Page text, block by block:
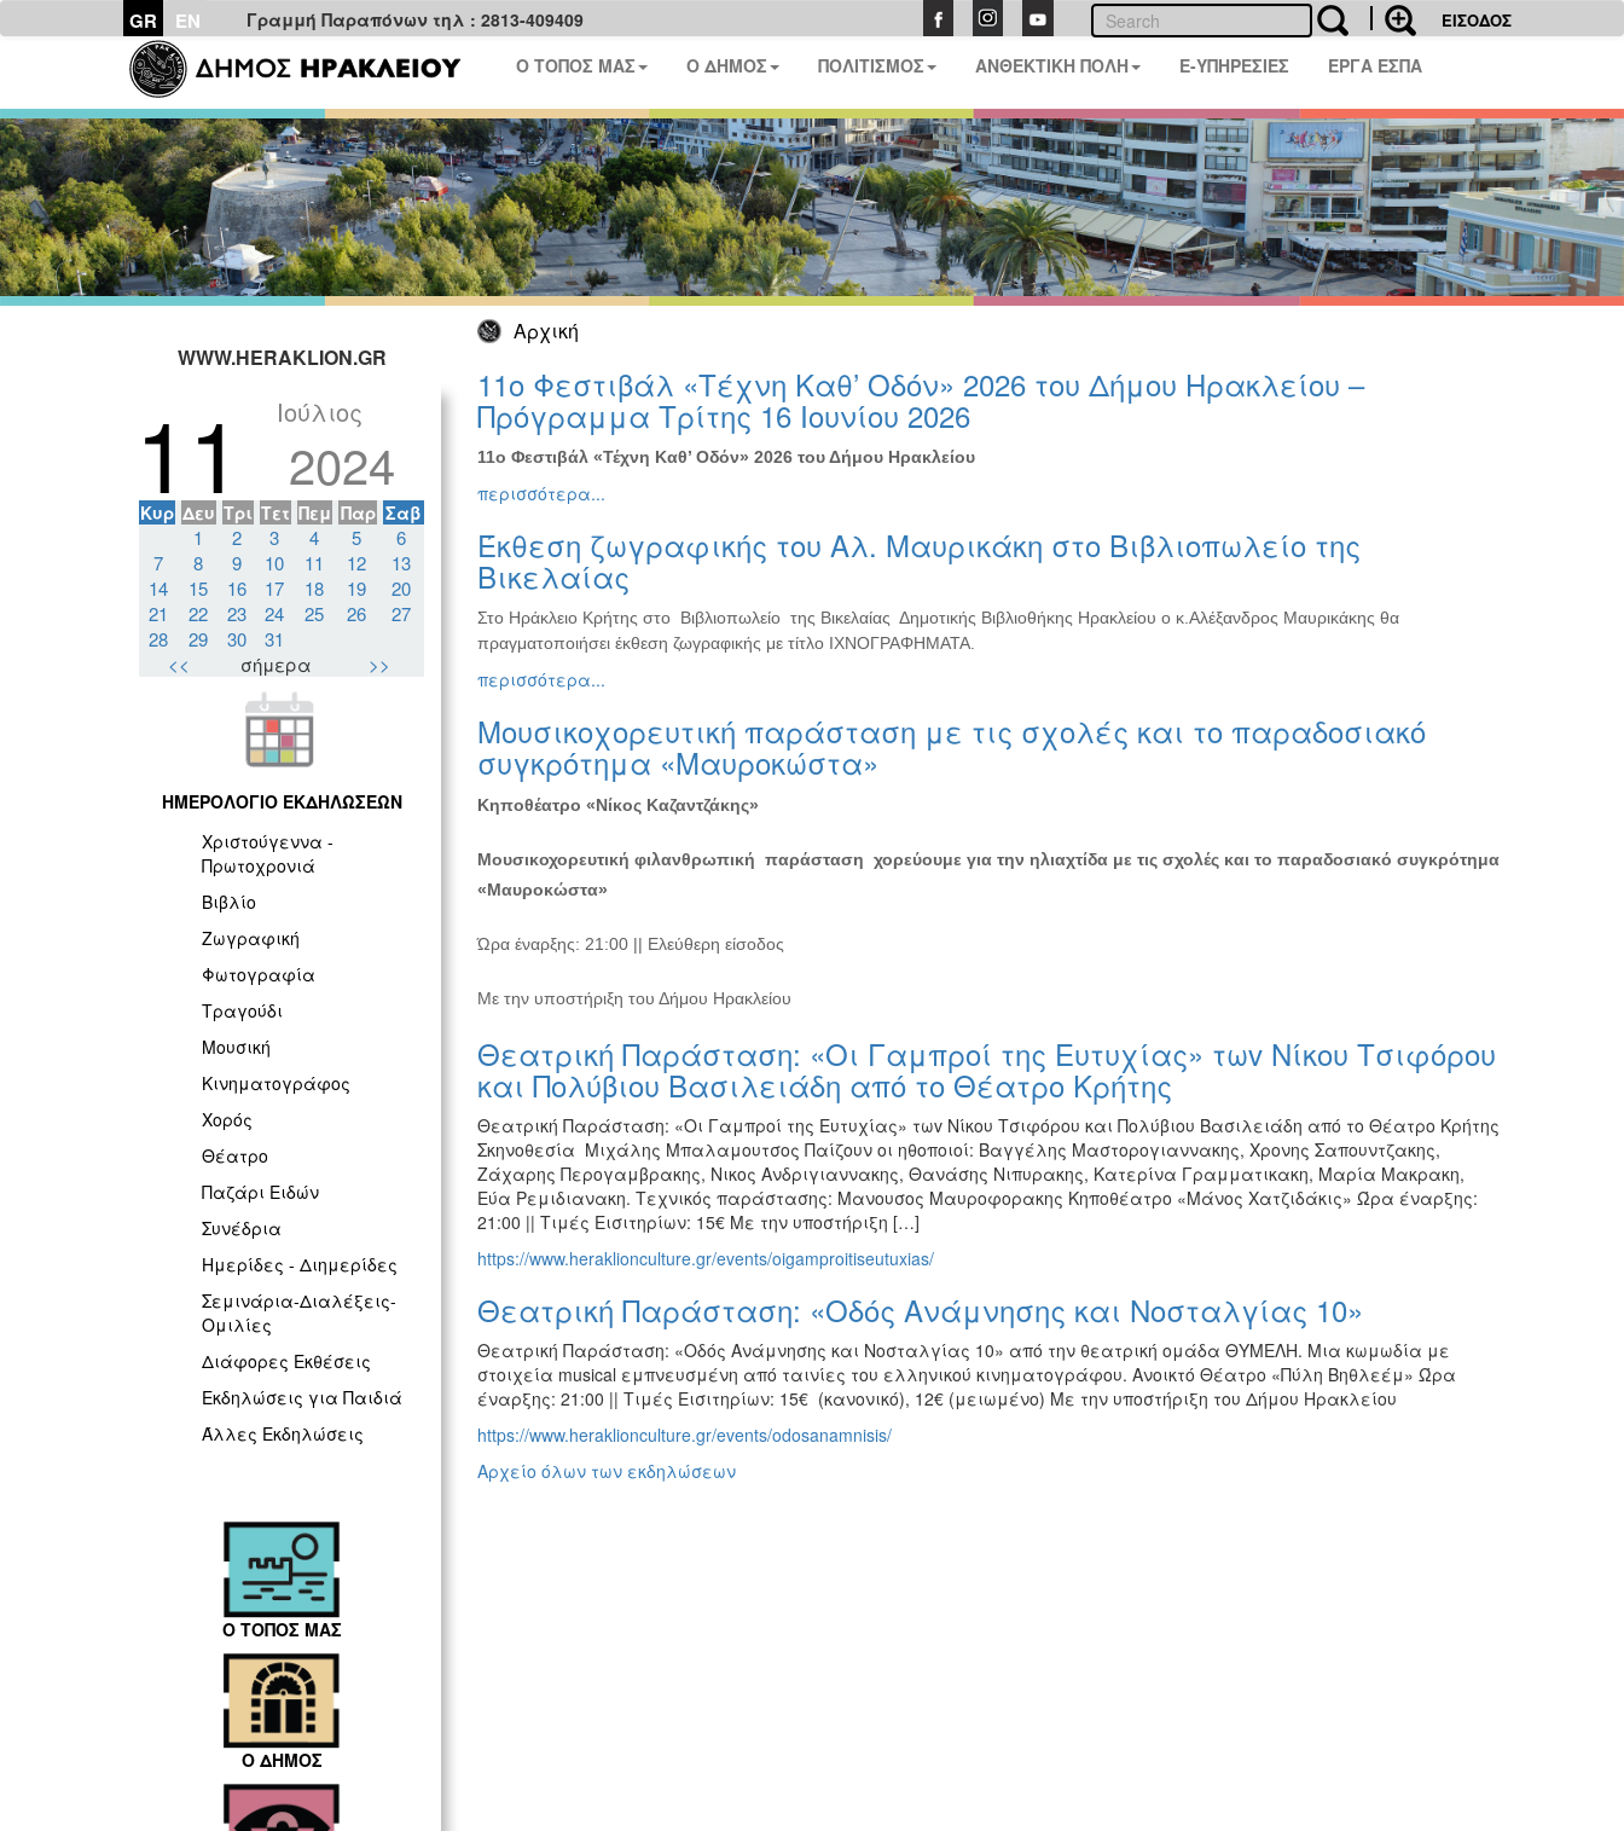
GR EN Γραμμή Παραπόνων τηλ : 2813-409409 ΕΙΣΟΔΟΣ
Ο ΤΟΠΟΣ ΜΑΣ Ο ΔΗΜΟΣ ΠΟΛΙΤΙΣΜΟΣ ΑΝΘΕΚΤΙΚΗ ΠΟΛΗ E-ΥΠΗΡΕΣΙΕΣ ΕΡΓΑ ΕΣΠΑ
Αρχική
WWW.HERAKLION.GR
11 Ιούλιος
2024
Κυρ Δευ Τρι Τετ Πεμ Παρ Σαβ
1 2 3 4 5
6
7
8 9 10 11 12
13
14
15 16 17 18 19
20
21
22 23 24 25 26
27
28
29 30
31
<<
σήμερα >>
ΗΜΕΡΟΛΟΓΙΟ ΕΚΔΗΛΩΣΕΩΝ
Χριστούγεννα -
Πρωτοχρονιά
Βιβλίο
Ζωγραφική
Φωτογραφία
Τραγούδι
Μουσική
Κινηματογράφος
Χορός
Θέατρο
Παζάρι Ειδών
Συνέδρια
Ημερίδες - Διημερίδες
Σεμινάρια-Διαλέξεις-
Ομιλίες
Διάφορες Εκθέσεις
Εκδηλώσεις για Παιδιά
Άλλες Εκδηλώσεις
Ο ΤΟΠΟΣ ΜΑΣ
Ο ΔΗΜΟΣ
11ο Φεστιβάλ «Τέχνη Καθ’ Οδόν» 2026 του Δήμου Ηρακλείου –
Πρόγραμμα Τρίτης 16 Ιουνίου 2026
11ο Φεστιβάλ «Τέχνη Καθ’ Οδόν» 2026 του Δήμου Ηρακλείου
περισσότερα...
Έκθεση ζωγραφικής του Αλ. Μαυρικάκη στο Βιβλιοπωλείο της
Βικελαίας
Στο Ηράκλειο Κρήτης στο Βιβλιοπωλείο της Βικελαίας Δημοτικής Βιβλιοθήκης Ηρακλείου ο κ.Αλέξανδρος Μαυρικάκης θα
πραγματοποιήσει έκθεση ζωγραφικής με τίτλο ΙΧΝΟΓΡΑΦΗΜΑΤΑ.
περισσότερα...
Μουσικοχορευτική παράσταση με τις σχολές και το παραδοσιακό
συγκρότημα «Μαυροκώστα»
Κηποθέατρο «Νίκος Καζαντζάκης»
Μουσικοχορευτική φιλανθρωπική παράσταση χορεύουμε για την ηλιαχτίδα με τις σχολές και το παραδοσιακό συγκρότημα
«Μαυροκώστα»
Ώρα έναρξης: 21:00 || Ελεύθερη είσοδος
Με την υποστήριξη του Δήμου Ηρακλείου
Θεατρική Παράσταση: «Οι Γαμπροί της Ευτυχίας» τωv Νίκου Τσιφόρου
και Πολύβιου Βασιλειάδη από το Θέατρο Κρήτης
Θεατρική Παράσταση: «Οι Γαμπροί της Ευτυχίας» τωv Νίκου Τσιφόρου και Πολύβιου Βασιλειάδη από το Θέατρο Κρήτης
Σκηνοθεσία Μιχάλης Μπαλαμουτσος Παίζουν οι ηθοποιοί: Βαγγέλης Μαστορογιαννακης, Χρονης Σαπουντζακης,
Ζάχαρης Περογαμβρακης, Νικος Ανδριγιαννακης, Θανάσης Νιπυρακης, Κατερίνα Γραμματικακη, Μαρία Μακρακη,
Εύα Ρεμιδιανακη. Τεχνικός παράστασης: Μανουσος Μαυροφορακης Κηποθέατρο «Μάνος Χατζιδάκις» Ώρα έναρξης:
21:00 || Τιμές Εισιτηρίων: 15€ Με την υποστήριξη […]
https://www.heraklionculture.gr/events/oigamproitiseutuxias/
Θεατρική Παράσταση: «Οδός Ανάμνησης και Νοσταλγίας 10»
Θεατρική Παράσταση: «Οδός Ανάμνησης και Νοσταλγίας 10» από την θεατρική ομάδα ΘΥΜΕΛΗ. Μια κωμωδία με
στοιχεία musical εμπνευσμένη από ταινίες του ελληνικού κινηματογράφου. Ανοικτό Θέατρο «Πύλη Βηθλεέμ» Ώρα
έναρξης: 21:00 || Τιμές Εισιτηρίων: 15€ (κανονικό), 12€ (μειωμένο) Με την υποστήριξη του Δήμου Ηρακλείου
https://www.heraklionculture.gr/events/odosanamnisis/
Αρχείο όλων των εκδηλώσεων